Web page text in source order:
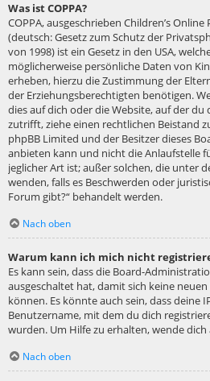
Was ist COPPA?
COPPA, ausgeschrieben Children’s
(deutsch: Gesetz zum Schutz der
von 1998) ist ein Gesetz in den USA,
möglicherweise persönliche Daten von
erheben, hierzu die Zustimmung der
der Erziehungsberechtigten benötigen.
dies auf dich oder die Website, auf der
zutrifft, ziehe einen rechtlichen Beistand
phpBB Limited und der Besitzer dieses
anbieten kann und nicht die Anlaufstelle
jeglicher Art ist; außer solchen, die unter
wenden, falls es Beschwerden oder
Forum gibt?“ behandelt werden.
Nach oben
Warum kann ich mich nicht
Es kann sein, dass die Board-
ausgeschaltet hat, damit sich keine
können. Es könnte auch sein, dass deine
Benutzername, mit dem du dich
wurden. Um Hilfe zu erhalten, wende
Nach oben